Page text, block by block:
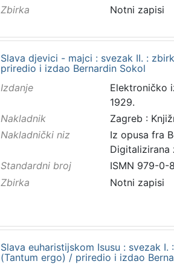
Zbirka
Notni zapisi
Slava djevici - majci : svezak II. :
priredio i izdao Bernardin Sokol
Izdanje
Elektroničko
1929.
Nakladnik
Zagreb :
Nakladnički niz
Iz opusa fra
Digitalizirana
Standardni broj
ISMN 979-0-
Zbirka
Notni zapisi
Slava euharistijskom Isusu : svezak
(Tantum ergo) / priredio i izdao